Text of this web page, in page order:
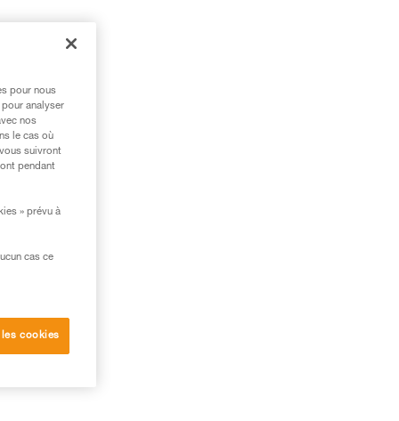
pour nous
analyser
nos
le cas où
suivront
pendant
» prévu à
cas ce
cookies